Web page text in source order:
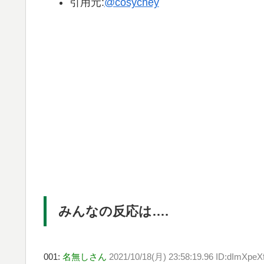
引用元:@cosychey
みんなの反応は….
001: 名無しさん 2021/10/18(月) 23:58:19.96